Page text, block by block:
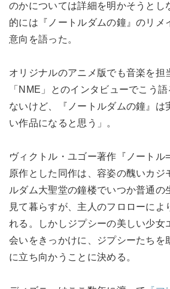
のかについては詳細を明かそうとし
的には『ノートルダムの鐘』のリメ
意向を語った。
オリジナルのアニメ版でも音楽を担
「NME」とのインタビューでこう
ないけど、『ノートルダムの鐘』は
い作品になると思う」。
ヴィクトル・ユゴー著作『ノートル
原作とした同作は、容姿の醜いカジ
ルダム大聖堂の鐘楼でいつか普通の
見て暮らすが、主人のフロローによ
れる。しかしジプシーの美しい少女
会いをきっかけに、ジプシーたちを
に立ち向かうことに決める。